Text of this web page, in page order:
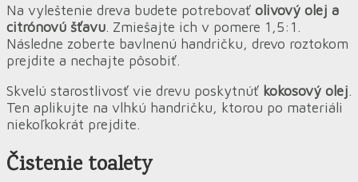
Na vyleštenie dreva budete potrebovať olivový olej a
citrónovú šťavu. Zmiešajte ich v pomere 1,5:1.
Následne zoberte bavlnenú handričku, drevo roztokom
prejdite a nechajte pôsobiť.
Skvelú starostlivosť vie drevu poskytnúť kokosový olej.
Ten aplikujte na vlhkú handričku, ktorou po materiáli
niekoľkokrát prejdite.
Čistenie toalety